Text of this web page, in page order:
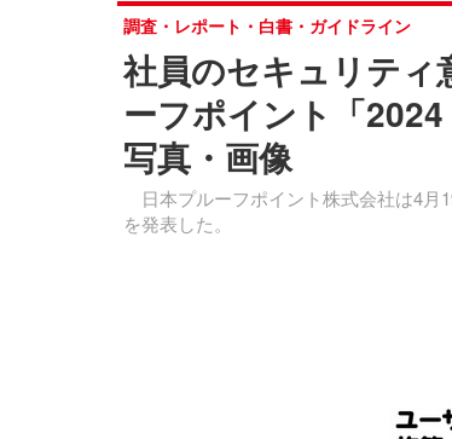
社員のセキュリティ
ーフポイント「
写真・画像
日本プルーフポイント株式会社は4月
を発表した。
調査・レポート・白書・ガイドライン